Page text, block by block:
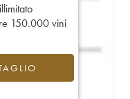
150.000 vini